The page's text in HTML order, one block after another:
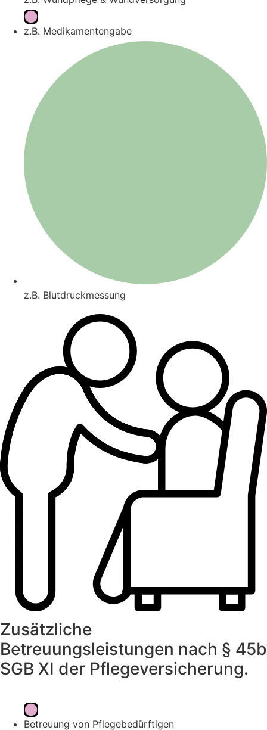
z.B. Medikamentengabe
z.B. Blutdruckmessung
Zusätzliche
Betreuungsleistungen nach § 45b
SGB XI der Pflegeversicherung.
Betreuung von Pflegebedürftigen